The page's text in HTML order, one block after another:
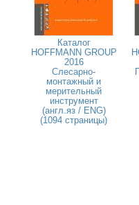
Каталог
HOFFMANN GROUP
2016
Слесарно-
монтажный и
мерительный
инструмент
(англ.яз / ENG)
(1094 страницы)